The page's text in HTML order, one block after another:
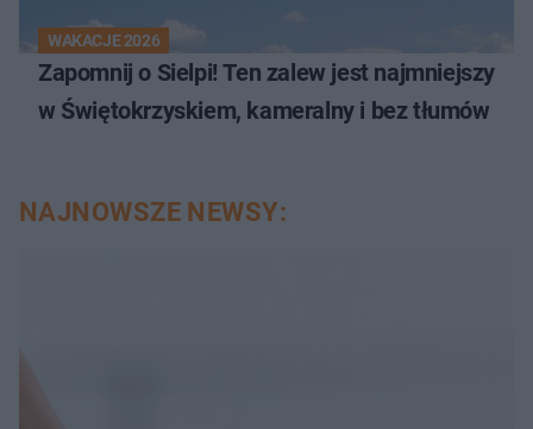
WAKACJE 2026
Zapomnij o Sielpi! Ten zalew jest najmniejszy
w Świętokrzyskiem, kameralny i bez tłumów
NAJNOWSZE NEWSY: